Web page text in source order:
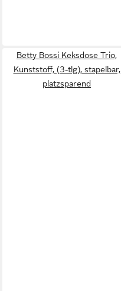
Betty Bossi Keksdose Trio,
Kunststoff, (3-tlg), stapelbar,
platzsparend